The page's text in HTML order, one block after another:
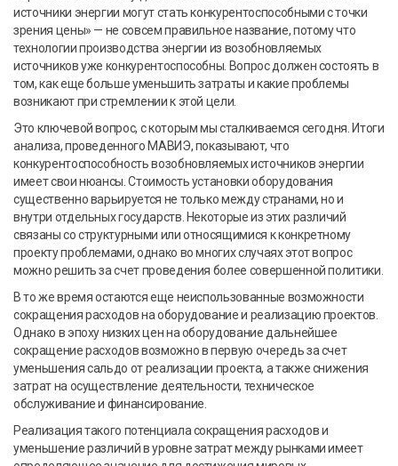
источники энергии могут стать конкурентоспособными с точки
зрения цены» — не совсем правильное название, потому что
технологии производства энергии из возобновляемых
источников уже конкурентоспособны. Вопрос должен состоять в
том, как еще больше уменьшить затраты и какие проблемы
возникают при стремлении к этой цели.
Это ключевой вопрос, с которым мы сталкиваемся сегодня. Итоги
анализа, проведенного МАВИЭ, показывают, что
конкурентоспособность возобновляемых источников энергии
имеет свои нюансы. Стоимость установки оборудования
существенно варьируется не только между странами, но и
внутри отдельных государств. Некоторые из этих различий
связаны со структурными или относящимися к конкретному
проекту проблемами, однако во многих случаях этот вопрос
можно решить за счет проведения более совершенной политики.
В то же время остаются еще неиспользованные возможности
сокращения расходов на оборудование и реализацию проектов.
Однако в эпоху низких цен на оборудование дальнейшее
сокращение расходов возможно в первую очередь за счет
уменьшения сальдо от реализации проекта, а также снижения
затрат на осуществление деятельности, техническое
обслуживание и финансирование.
Реализация такого потенциала сокращения расходов и
уменьшение различий в уровне затрат между рынками имеет